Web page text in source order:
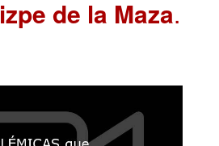
de la Maza.